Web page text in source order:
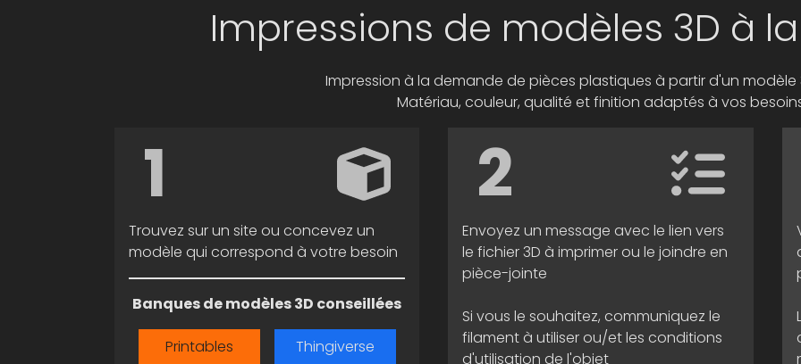
Impressions de modèles 3D à
Impression à la demande de pièces plastiques à partir d'un modèle
Matériau, couleur, qualité et finition adaptés à vos
1
Trouvez sur un site ou concevez un
modèle qui correspond à votre besoin
Banques de modèles 3D conseillées
Printables Thingiverse
2
Envoyez un message avec le lien vers
le fichier 3D à imprimer ou le joindre en
pièce-jointe
Si vous le souhaitez, communiquez le
filament à utiliser ou/et les conditions
d'utilisation de l'objet